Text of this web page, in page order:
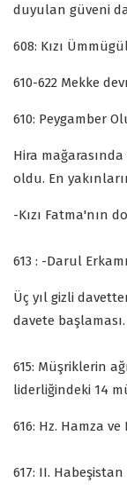
duyulan güveni
608: Kızı
610-622 Mekke
610: Peygamber
Hira
oldu. En
-Kızı Fatma'nın
613 : -Darul
Üç yıl gizli
davete başlaması.
615: Müşriklerin
liderliğindeki 14
616: Hz. Hamza
617: II.